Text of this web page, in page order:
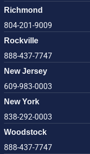
Richmond
804-201-9009
Rockville
888-437-7747
New Jersey
609-983-0003
New York
838-292-0003
Woodstock
888-437-7747